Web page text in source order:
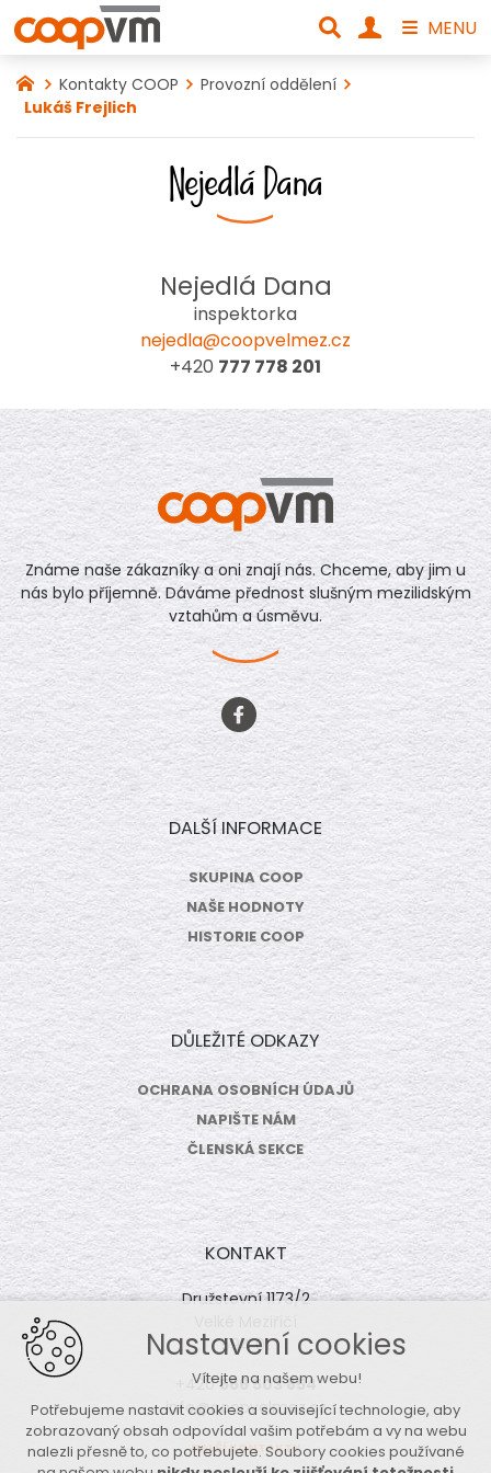
Kontakty COOP
Provozní oddělení
Lukáš Frejlich
Nejedlá Dana
Nejedlá Dana
inspektorka
nejedla@coopvelmez.cz
+420 777 778 201
Známe naše zákazníky a oni znají nás. Chceme, aby jim u
nás bylo příjemně. Dáváme přednost slušným mezilidským
vztahům a úsměvu.
DALŠÍ INFORMACE
SKUPINA COOP
NAŠE HODNOTY
HISTORIE COOP
DŮLEŽITÉ ODKAZY
OCHRANA OSOBNÍCH ÚDAJŮ
NAPIŠTE NÁM
ČLENSKÁ SEKCE
KONTAKT
Družstevní 1173/2
594 01
+420566 503 854
info@coopvelmez.cz
DALŠÍ KONTAKTY
MENU
Nastavení cookies
Vítejte na našem webu!
Potřebujeme nastavit cookies a související technologie, aby
zobrazovaný obsah odpovídal vašim potřebám a vy na webu
nalezli přesně to, co potřebujete. Soubory cookies používané